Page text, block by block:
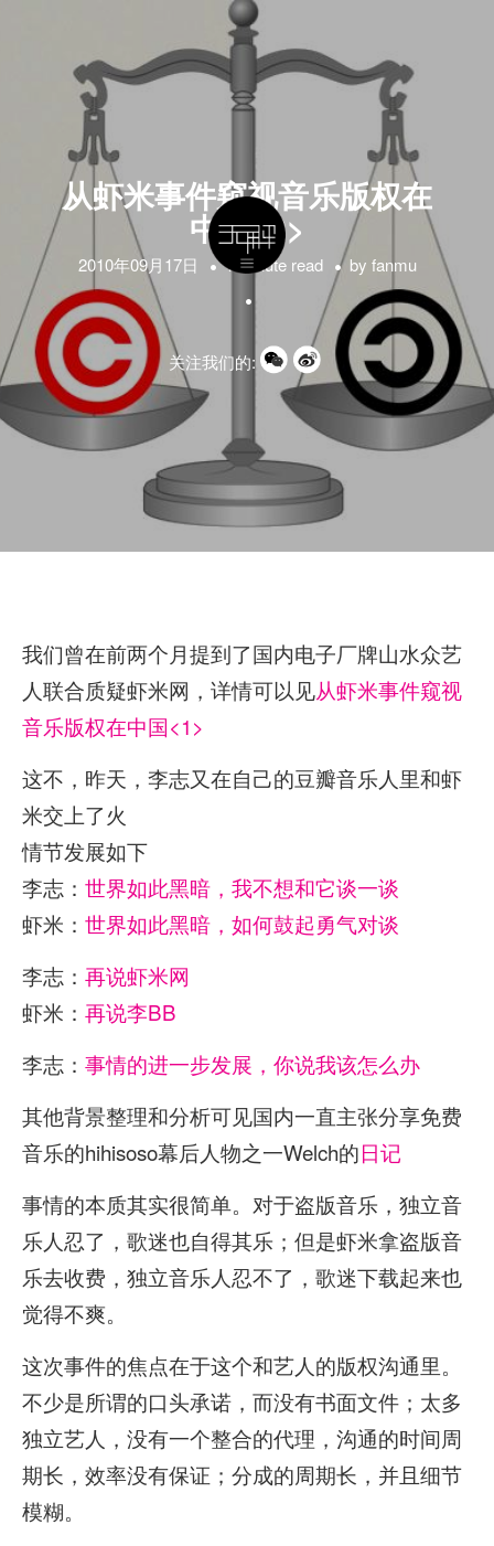
从虾米事件窥视音乐版权在
中国<2>
2010年09月17日 1 minute read by fanmu
关注我们的:
我们曾在前两个月提到了国内电子厂牌山水众艺
人联合质疑虾米网，详情可以见从虾米事件窥视
音乐版权在中国<1>
这不，昨天，李志又在自己的豆瓣音乐人里和虾
米交上了火
情节发展如下
李志： 世界如此黑暗，我不想和它谈一谈
虾米： 世界如此黑暗，如何鼓起勇气对谈
李志： 再说虾米网
虾米： 再说李BB
李志： 事情的进一步发展，你说我该怎么办
其他背景整理和分析可见国内一直主张分享免费
音乐的hihisoso幕后人物之一Welch的日记
事情的本质其实很简单。对于盗版音乐，独立音
乐人忍了，歌迷也自得其乐；但是虾米拿盗版音
乐去收费，独立音乐人忍不了，歌迷下载起来也
觉得不爽。
这次事件的焦点在于这个和艺人的版权沟通里。
不少是所谓的口头承诺，而没有书面文件；太多
独立艺人，没有一个整合的代理，沟通的时间周
期长，效率没有保证；分成的周期长，并且细节
模糊。